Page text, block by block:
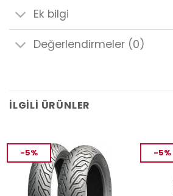
Ek bilgi
Değerlendirmeler (0)
İLGILI ÜRÜNLER
-5% -5%